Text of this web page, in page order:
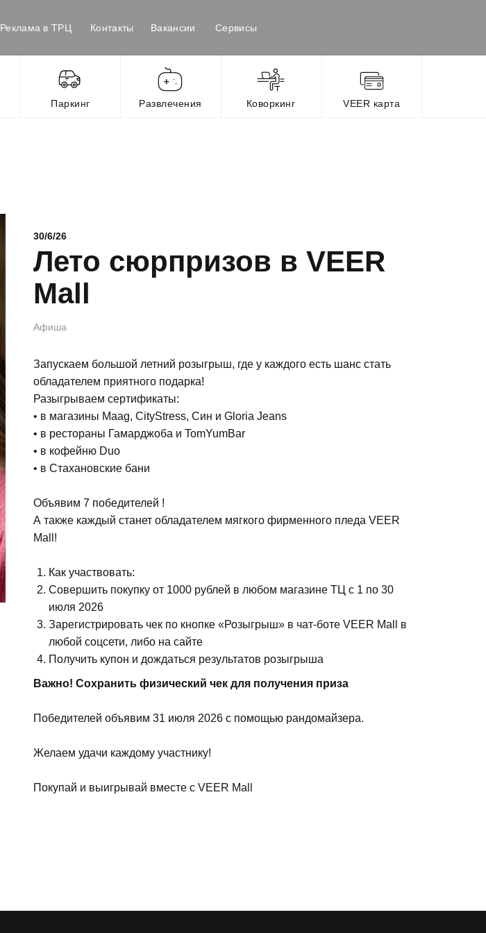
Паркинг Развлечения VEER карта
Контакты
Реклама в ТРЦ
Коворкинг
Сервисы
Вакансии
30/6/26
Лето сюрпризов в VEER
Mall
Афиша
Запускаем большой летний розыгрыш, где у каждого есть шанс стать
обладателем приятного подарка!
Разыгрываем сертификаты:
• в магазины Maag, CityStress, Cин и Gloria Jeans
• в рестораны Гамарджоба и TomYumBar
• в кофейню Duo
• в Стахановские бани
Объявим 7 победителей !
А также каждый станет обладателем мягкого фирменного пледа VEER
Mall!
Как участвовать:
Совершить покупку от 1000 рублей в любом магазине ТЦ с 1 по 30
июля 2026
Зарегистрировать чек по кнопке «Розыгрыш» в чат-боте VEER Mall в
любой соцсети, либо на сайте
Получить купон и дождаться результатов розыгрыша
Важно! Сохранить физический чек для получения приза
Победителей объявим 31 июля 2026 с помощью рандомайзера.
Желаем удачи каждому участнику!
Покупай и выигрывай вместе с VEER Mall